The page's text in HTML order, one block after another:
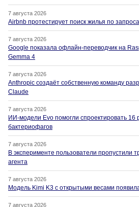
7 августа 2026
Airbnb протестирует поиск жилья по
7 августа 2026
Google показала офлайн-переводчик на
Gemma 4
7 августа 2026
Anthropic создаёт собственную команду
Claude
7 августа 2026
ИИ-модели Evo помогли спроектировать 16
бактериофагов
7 августа 2026
В эксперименте пользователи пропустили
агента
7 августа 2026
Модель Kimi K3 с открытыми весами
7 августа 2026